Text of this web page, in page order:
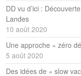
DD vu d’ici :
Landes
10 août 2020
Une approche « zéro
5 août 2020
Des idées de « slow